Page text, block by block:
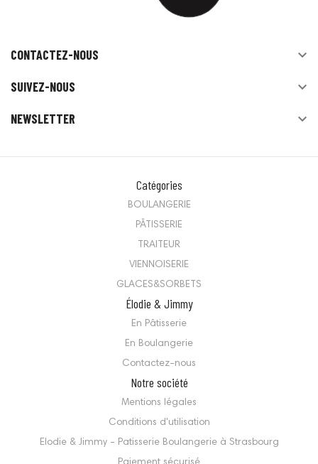
CONTACTEZ-NOUS 
SUIVEZ-NOUS 
NEWSLETTER 
Catégories
BOULANGERIE
PÂTISSERIE
TRAITEUR
VIENNOISERIE
GLACES&SORBETS
Élodie & Jimmy
En Pâtisserie
En Boulangerie
Contactez-nous
Notre société
Mentions légales
Conditions d'utilisation
Elodie & Jimmy - Patisserie Boulangerie à Strasbourg